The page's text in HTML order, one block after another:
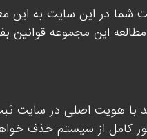
در این سایت به این
این مجموعه قوانین
با هویت اصلی در سایت
طور کامل از سیستم حذف